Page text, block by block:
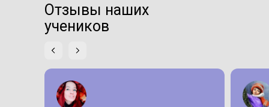
Отзывы наших
учеников